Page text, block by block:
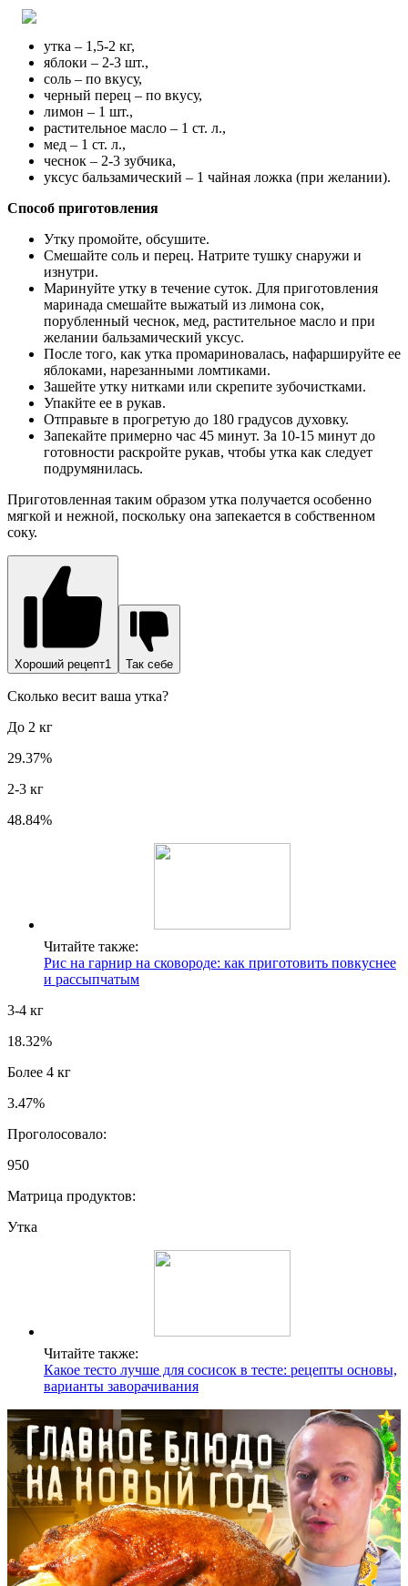
утка – 1,5-2 кг,
яблоки – 2-3 шт.,
соль – по вкусу,
черный перец – по вкусу,
лимон – 1 шт.,
растительное масло – 1 ст. л.,
мед – 1 ст. л.,
чеснок – 2-3 зубчика,
уксус бальзамический – 1 чайная ложка (при желании).
Способ приготовления
Утку промойте, обсушите.
Смешайте соль и перец. Натрите тушку снаружи и
изнутри.
Маринуйте утку в течение суток. Для приготовления
маринада смешайте выжатый из лимона сок,
порубленный чеснок, мед, растительное масло и при
желании бальзамический уксус.
После того, как утка промариновалась, нафаршируйте ее
яблоками, нарезанными ломтиками.
Зашейте утку нитками или скрепите зубочистками.
Упакйте ее в рукав.
Отправьте в прогретую до 180 градусов духовку.
Запекайте примерно час 45 минут. За 10-15 минут до
готовности раскройте рукав, чтобы утка как следует
подрумянилась.
Приготовленная таким образом утка получается особенно
мягкой и нежной, поскольку она запекается в собственном
соку.
Хороший рецепт1 Так себе
Сколько весит ваша утка?
До 2 кг
29.37%
2-3 кг
48.84%
Читайте также:
Рис на гарнир на сковороде: как приготовить повкуснее
и рассыпчатым
3-4 кг
18.32%
Более 4 кг
3.47%
Проголосовало:
950
Матрица продуктов:
Утка
Читайте также:
Какое тесто лучше для сосисок в тесте: рецепты основы,
варианты заворачивания